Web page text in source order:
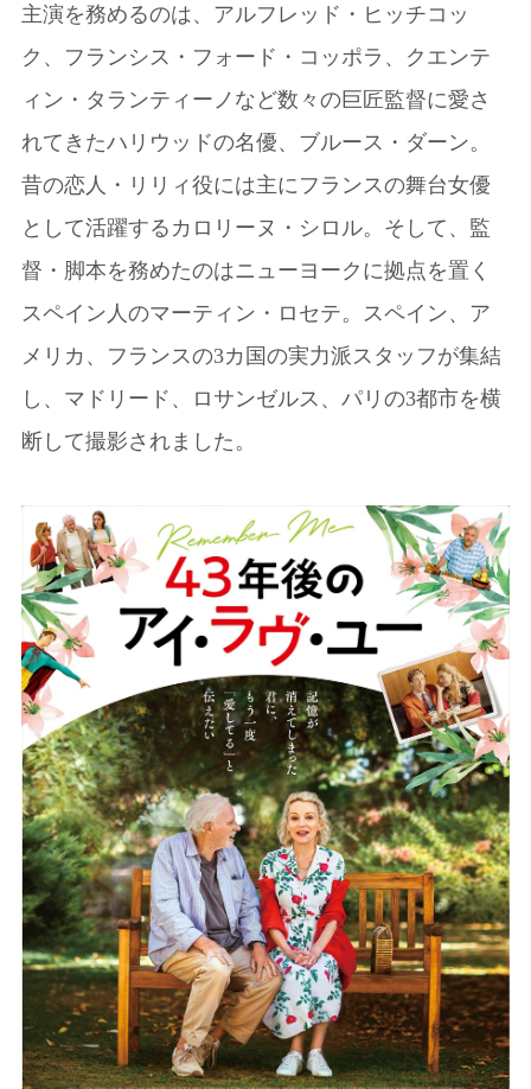
主演を務めるのは、アルフレッド・ヒッチコッ
ク、フランシス・フォード・コッポラ、クエンテ
ィン・タランティーノなど数々の巨匠監督に愛さ
れてきたハリウッドの名優、ブルース・ダーン。
昔の恋人・リリィ役には主にフランスの舞台女優
として活躍するカロリーヌ・シロル。そして、監
督・脚本を務めたのはニューヨークに拠点を置く
スペイン人のマーティン・ロセテ。スペイン、ア
メリカ、フランスの3カ国の実力派スタッフが集結
し、マドリード、ロサンゼルス、パリの3都市を横
断して撮影されました。